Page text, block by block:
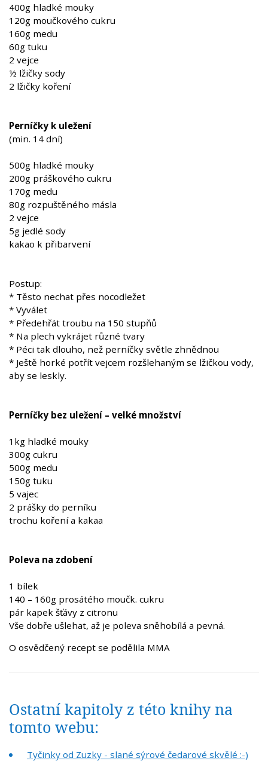
400g hladké mouky
120g moučkového cukru
160g medu
60g tuku
2 vejce
½ lžičky sody
2 lžičky koření
Perníčky k uležení
(min. 14 dní)
500g hladké mouky
200g práškového cukru
170g medu
80g rozpuštěného másla
2 vejce
5g jedlé sody
kakao k přibarvení
Postup:
* Těsto nechat přes nocodležet
* Vyválet
* Předehřát troubu na 150 stupňů
* Na plech vykrájet různé tvary
* Péci tak dlouho, než perníčky světle zhnědnou
* Ještě horké potřít vejcem rozšlehaným se lžičkou vody,
aby se leskly.
Perníčky bez uležení – velké množství
1kg hladké mouky
300g cukru
500g medu
150g tuku
5 vajec
2 prášky do perníku
trochu koření a kakaa
Poleva na zdobení
1 bílek
140 – 160g prosátého moučk. cukru
pár kapek šťávy z citronu
Vše dobře ušlehat, až je poleva sněhobílá a pevná.
O osvědčený recept se podělila MMA
Ostatní kapitoly z této knihy na
tomto webu:
Tyčinky od Zuzky - slané sýrové čedarové skvělé :-)